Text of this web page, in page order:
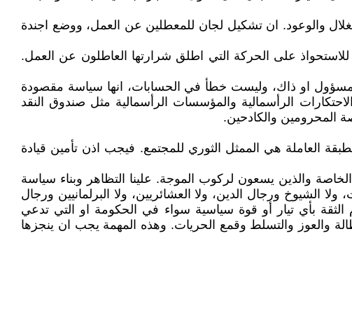
والوعود. ان تشكيل لجان للمعطلين عن العمل، ووضع اجندة
على الحركة التي اطلق شرارتها العاطلون عن العمل.
او ذاك، وليست خطأ في الحسابات، انها سياسة مقصودة
سياسة الحكومة المطابقة لسياسة الاحتكارات الرأسمالية والمؤسسات الرأسمالية مثل صندوق النقد
المحرومين والكادحين.
العاملة هي الممثل الثوري للمجتمع. فيجب اذن تأمين قيادة
والذين يسعون لركوب الموجة. علينا التظاهر وبناء سياسة
الشيوخ ورجال الدين، ولا العشائريين، ولا البرلمانيين ورجال
بأي تيار أو قوة سياسية سواء في الحكومة او التي تدعي
والعوز والتسلط وقمع الحريات. وهذه المهمة يجب ان ينجزها